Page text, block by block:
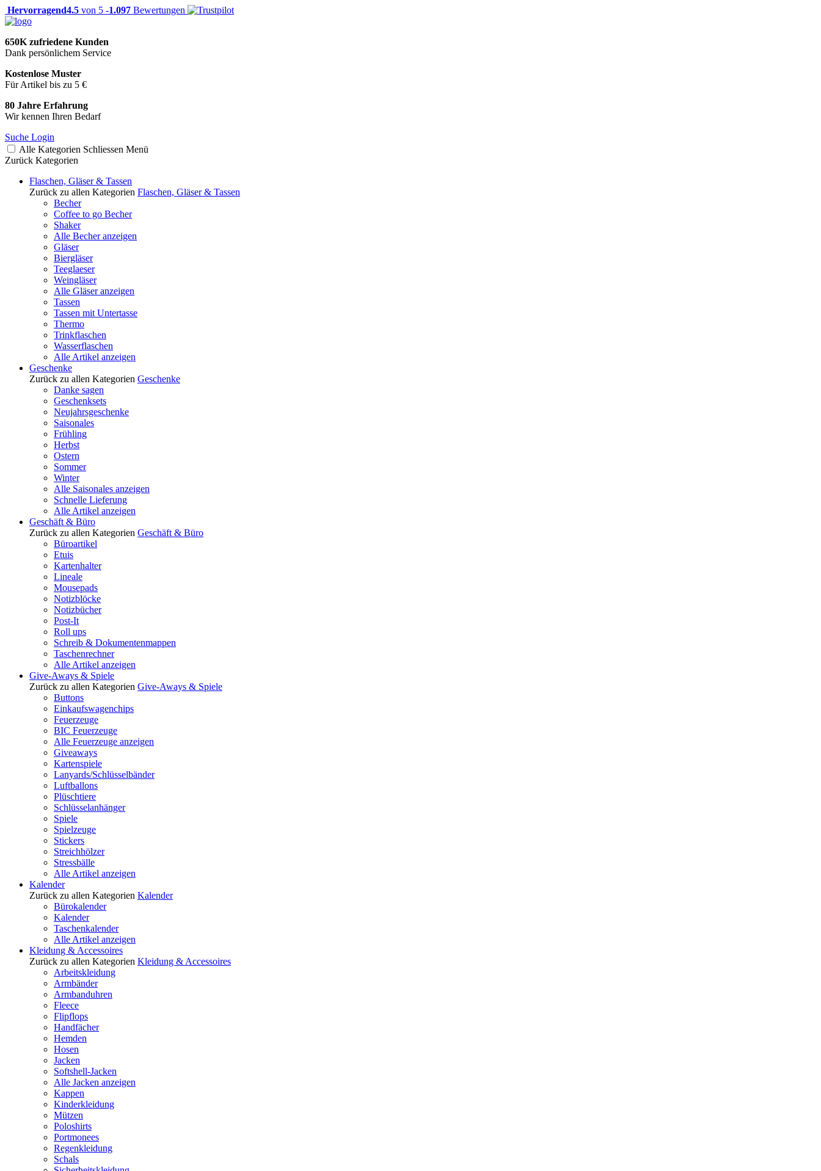
Hervorragend4.5 von 5 -1.097 Bewertungen
650K zufriedene Kunden
Dank persönlichem Service
Kostenlose Muster
Für Artikel bis zu 5 €
80 Jahre Erfahrung
Wir kennen Ihren Bedarf
Suche Login
Alle Kategorien Schliessen Menü
Zurück Kategorien
Flaschen, Gläser & Tassen
Zurück zu allen Kategorien Flaschen, Gläser & Tassen
Becher
Coffee to go Becher
Shaker
Alle Becher anzeigen
Gläser
Biergläser
Teeglaeser
Weingläser
Alle Gläser anzeigen
Tassen
Tassen mit Untertasse
Thermo
Trinkflaschen
Wasserflaschen
Alle Artikel anzeigen
Geschenke
Zurück zu allen Kategorien Geschenke
Danke sagen
Geschenksets
Neujahrsgeschenke
Saisonales
Frühling
Herbst
Ostern
Sommer
Winter
Alle Saisonales anzeigen
Schnelle Lieferung
Alle Artikel anzeigen
Geschäft & Büro
Zurück zu allen Kategorien Geschäft & Büro
Büroartikel
Etuis
Kartenhalter
Lineale
Mousepads
Notizblöcke
Notizbücher
Post-It
Roll ups
Schreib & Dokumentenmappen
Taschenrechner
Alle Artikel anzeigen
Give-Aways & Spiele
Zurück zu allen Kategorien Give-Aways & Spiele
Buttons
Einkaufswagenchips
Feuerzeuge
BIC Feuerzeuge
Alle Feuerzeuge anzeigen
Giveaways
Kartenspiele
Lanyards/Schlüsselbänder
Luftballons
Plüschtiere
Schlüsselanhänger
Spiele
Spielzeuge
Stickers
Streichhölzer
Stressbälle
Alle Artikel anzeigen
Kalender
Zurück zu allen Kategorien Kalender
Bürokalender
Kalender
Taschenkalender
Alle Artikel anzeigen
Kleidung & Accessoires
Zurück zu allen Kategorien Kleidung & Accessoires
Arbeitskleidung
Armbänder
Armbanduhren
Fleece
Flipflops
Handfächer
Hemden
Hosen
Jacken
Softshell-Jacken
Alle Jacken anzeigen
Kappen
Kinderkleidung
Mützen
Poloshirts
Portmonees
Regenkleidung
Schals